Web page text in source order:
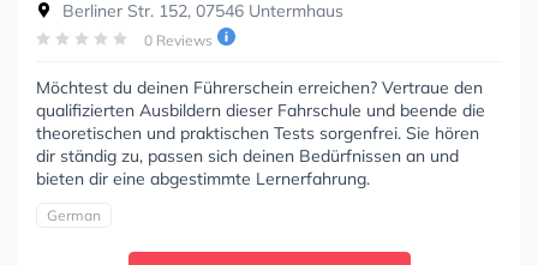
Berliner Str. 152, 07546 Untermhaus
0 Reviews
Möchtest du deinen Führerschein erreichen? Vertraue den
qualifizierten Ausbildern dieser Fahrschule und beende die
theoretischen und praktischen Tests sorgenfrei. Sie hören
dir ständig zu, passen sich deinen Bedürfnissen an und
bieten dir eine abgestimmte Lernerfahrung.
German